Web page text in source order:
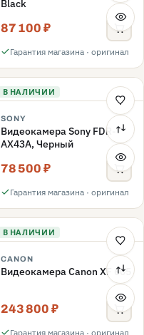
Black
87 100 ₽
Гарантия магазина · оригинал
В НАЛИЧИИ
SONY
Видеокамера Sony FDR-
AX43A, Черный
78 500 ₽
Гарантия магазина · оригинал
В НАЛИЧИИ
CANON
Видеокамера Canon XF 605
243 800 ₽
Гарантия магазина · оригинал